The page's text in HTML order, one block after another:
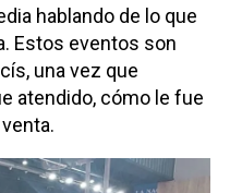
hablando de lo que
Estos eventos son
una vez que
atendido, cómo le fue